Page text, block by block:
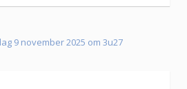
9 november 2025 om 3u27